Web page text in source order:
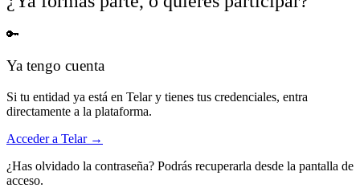
🔑
Ya tengo cuenta
Si tu entidad ya está en Telar y tienes tus credenciales, entra
directamente a la plataforma.
Acceder a Telar →
¿Has olvidado la contraseña? Podrás recuperarla desde la pantalla de
acceso.